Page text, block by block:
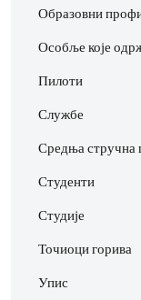
Образовни
Особље које
Пилоти
Службе
Средња стручна
Студенти
Студије
Точиоци горива
Упис